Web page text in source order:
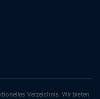
Verzeichnis. Wir bieten